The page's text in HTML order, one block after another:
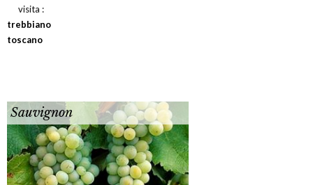
visita :
trebbiano
toscano
Sauvignon